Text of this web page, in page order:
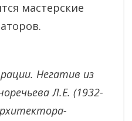
мастерские
Негатив из
Л.Е. (1932-